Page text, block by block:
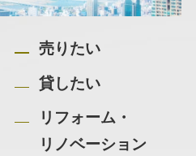
売りたい
貸したい
リフォーム・
リノベーション